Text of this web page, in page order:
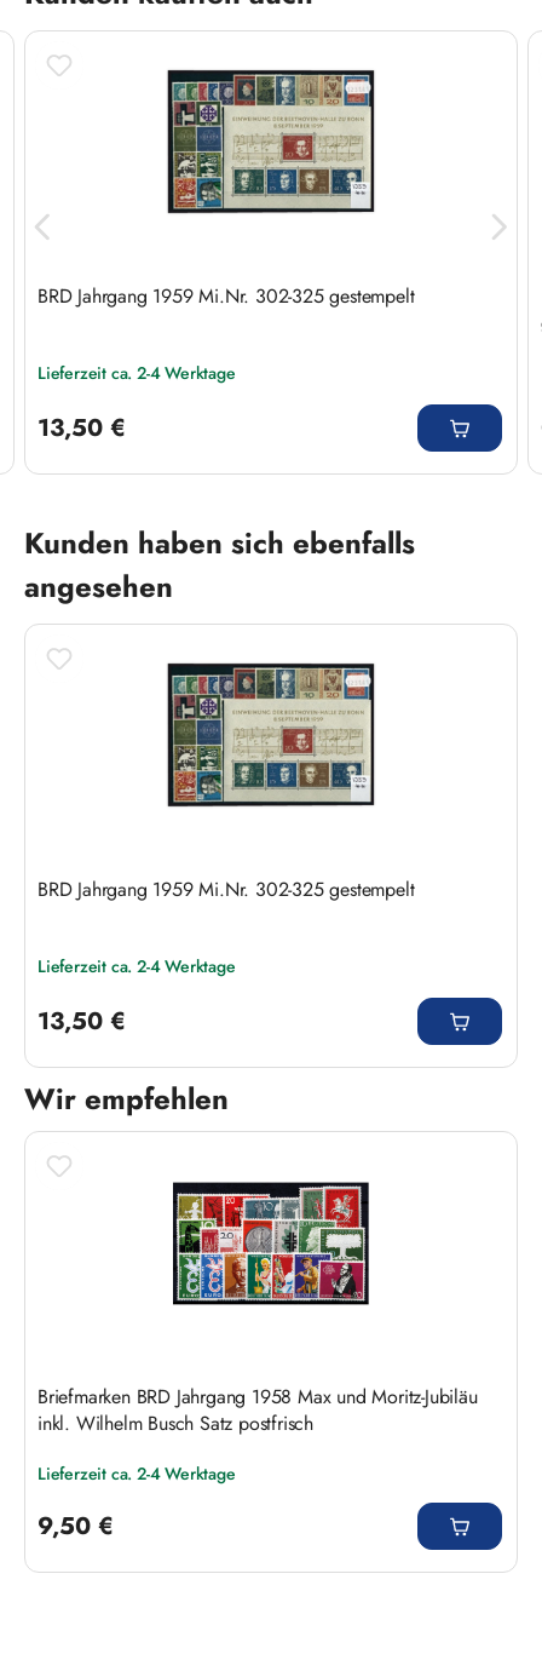
BRD Jahrgang 1959 Mi.Nr. 302-325 gestempelt
Lieferzeit ca. 2-4 Werktage
13,50 €
Produktgalerie überspringen
Kunden haben sich ebenfalls
angesehen
BRD Jahrgang 1959 Mi.Nr. 302-325 gestempelt
Lieferzeit ca. 2-4 Werktage
13,50 €
Wir empfehlen
Produktgalerie überspringen
Briefmarken BRD Jahrgang 1958 Max und Moritz-Jubiläu
inkl. Wilhelm Busch Satz postfrisch
Lieferzeit ca. 2-4 Werktage
9,50 €